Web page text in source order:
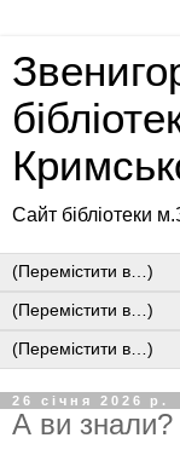
Сайт бібліотеки
26 січня 2026 р.
А ви знали?